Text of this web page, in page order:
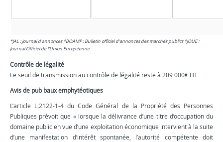
*JAL : Journal d'annonces *BOAMP : Bulletin officiel d'annonces des marchés publics *JOUE :
Journal Officiel de l'Union Européenne
Contrôle de légalité
Le seuil de transmission au contrôle de légalité reste à 209 000€ HT
Avis de pub baux emphytéotiques
L’article L.2122-1-4 du Code Général de la Propriété des Personnes
Publiques prévoit que « lorsque la délivrance d’une titre d’occupation du
domaine public en vue d’une exploitation économique intervient à la suite
d’une manifestation d’intérêt spontanée, l’autorité compétente doit